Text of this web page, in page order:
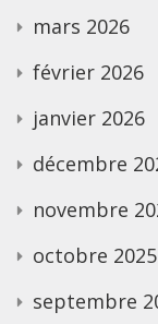
mars 2026
février 2026
janvier 2026
décembre
novembre
octobre 2025
septembre